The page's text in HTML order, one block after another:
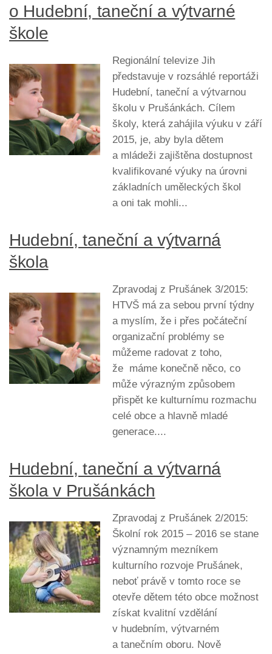
o Hudební, taneční a výtvarné
škole
Regionální televize Jih
představuje v rozsáhlé reportáži
Hudební, taneční a výtvarnou
školu v Prušánkách. Cílem
školy, která zahájila výuku v září
2015, je, aby byla dětem
a mládeži zajištěna dostupnost
kvalifikované výuky na úrovni
základních uměleckých škol
a oni tak mohli...
Hudební, taneční a výtvarná
škola
Zpravodaj z Prušánek 3/2015:
HTVŠ má za sebou první týdny
a myslím, že i přes počáteční
organizační problémy se
můžeme radovat z toho,
že máme konečně něco, co
může výrazným způsobem
přispět ke kulturnímu rozmachu
celé obce a hlavně mladé
generace....
Hudební, taneční a výtvarná
škola v Prušánkách
Zpravodaj z Prušánek 2/2015:
Školní rok 2015 – 2016 se stane
významným mezníkem
kulturního rozvoje Prušánek,
neboť právě v tomto roce se
otevře dětem této obce možnost
získat kvalitní vzdělání
v hudebním, výtvarném
a tanečním oboru. Nově